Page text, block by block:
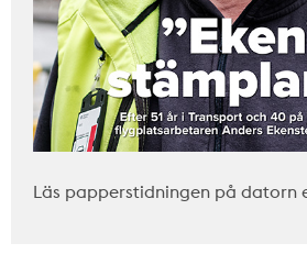
Läs papperstidningen på datorn